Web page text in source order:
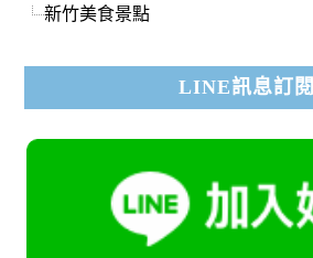
新竹美食景點
LINE訊息訂閱